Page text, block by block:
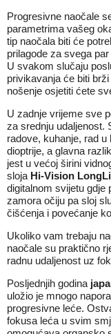
Progresivne naočale
parametrima vašeg
tip naočala biti će
prilagode za svega
U svakom slučaju
privikavanja će biti
nošenje osjetiti ćete
U zadnje vrijeme sve
za srednju udaljenost.
radove, kuhanje, rad
dioptrije, a glavna
jest u većoj širini
sloja Hi-Vision
digitalnom svijetu gdje
zamora očiju pa sloj
čišćenja i povećanje
Ukoliko vam trebaju
naočale su praktično
radnu udaljenost uz
Posljednjih godina
uložio je mnogo
progresivne leće.
fokusa leća u svim